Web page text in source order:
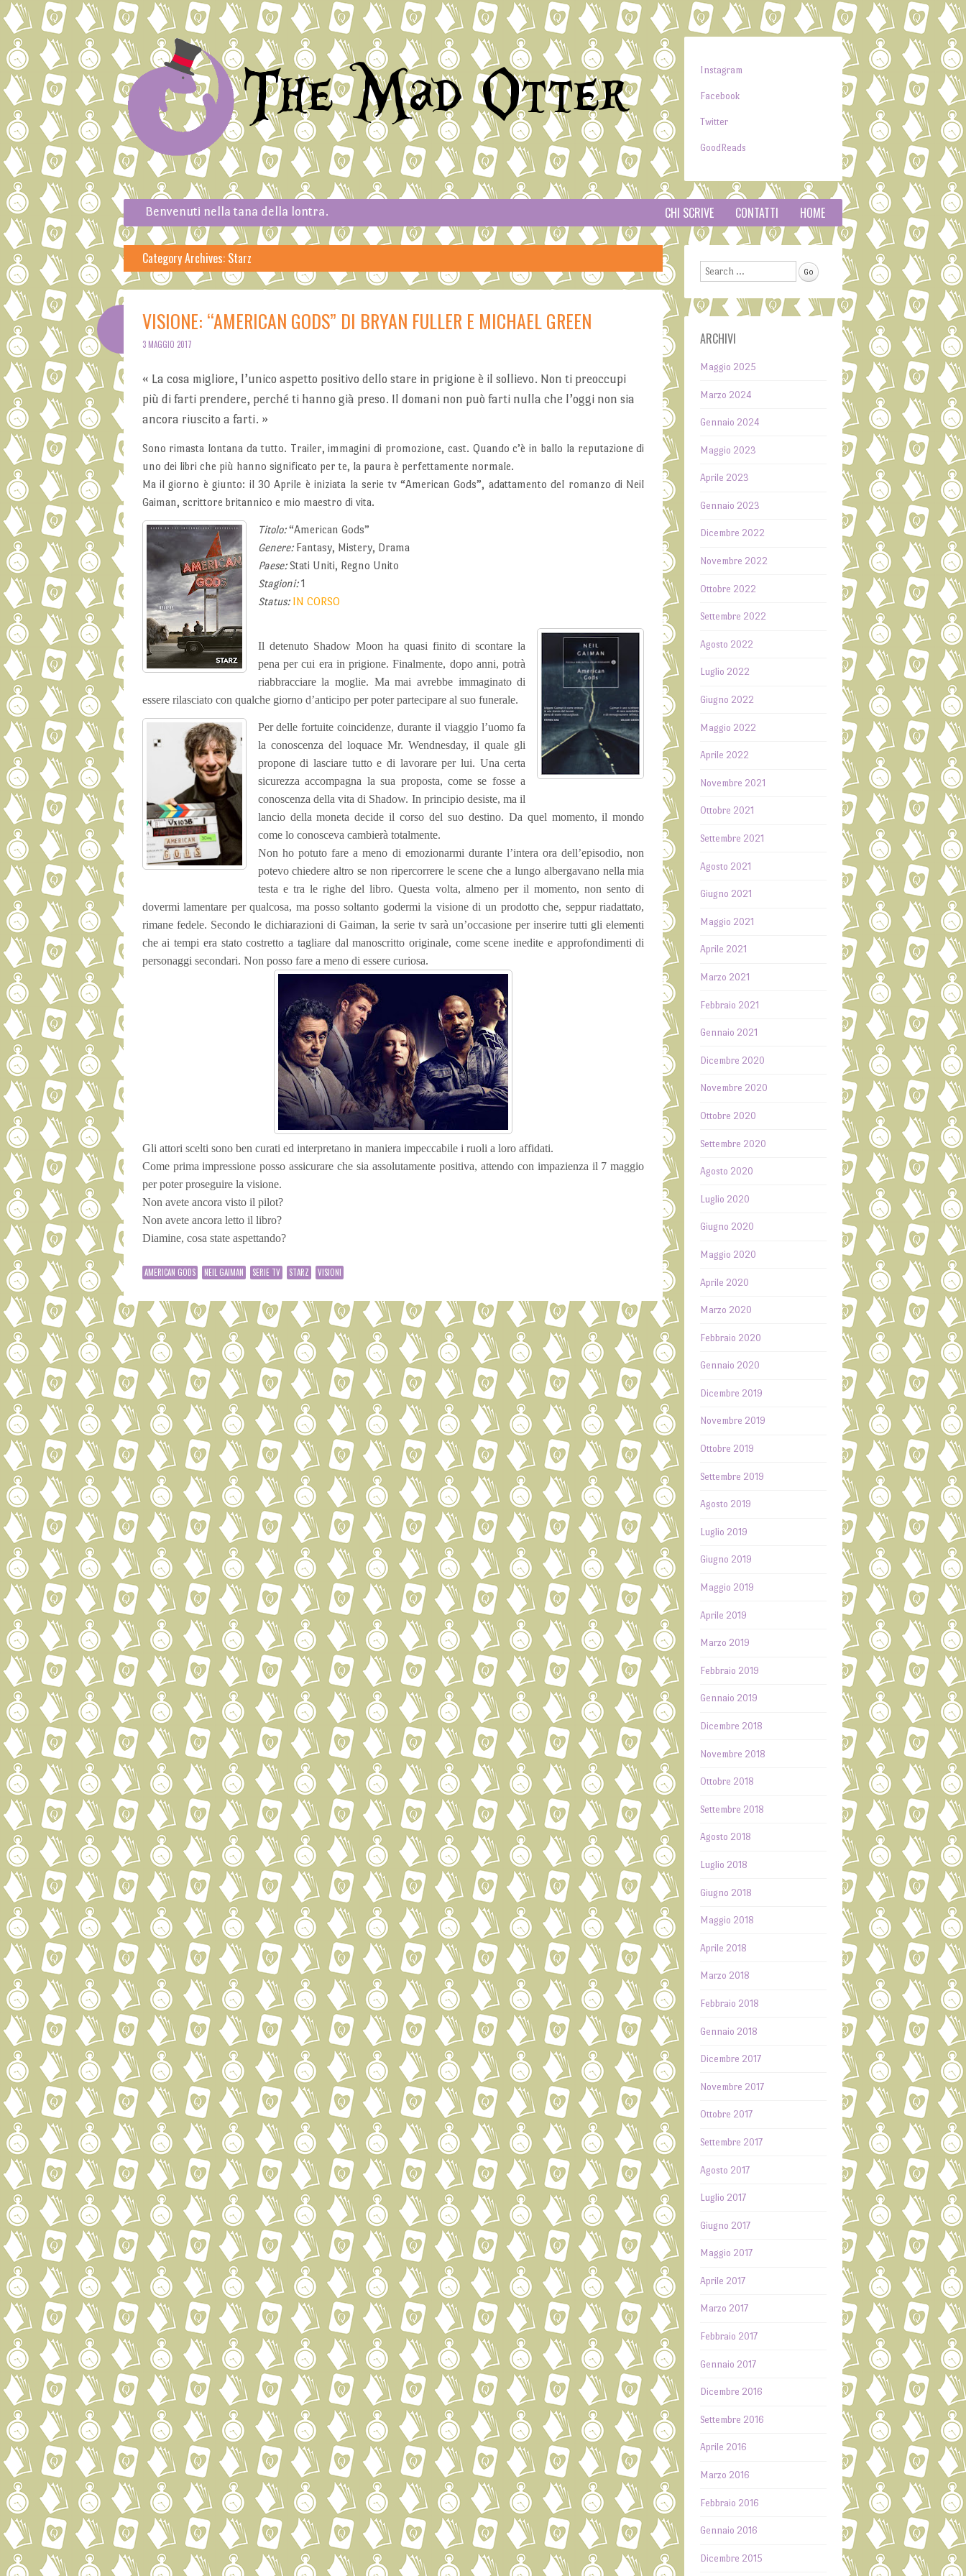
The Mad Otter Instagram
Facebook
Twitter
GoodReads
Benvenuti nella tana della lontra.
Menu
Skip to content HOME
CONTATTI
CHI SCRIVE
Category Archives: Starz
VISIONE: “AMERICAN GODS” DI BRYAN FULLER E MICHAEL GREEN
3 MAGGIO 2017
« La cosa migliore, l’unico aspetto positivo dello stare in prigione è il sollievo. Non ti preoccupi
più di farti prendere, perché ti hanno già preso. Il domani non può farti nulla che l’oggi non sia
ancora riuscito a farti. »
Sono rimasta lontana da tutto. Trailer, immagini di promozione, cast. Quando c’è in ballo la reputazione di
uno dei libri che più hanno significato per te, la paura è perfettamente normale.
Ma il giorno è giunto: il 30 Aprile è iniziata la serie tv “American Gods”, adattamento del romanzo di Neil
Gaiman, scrittore britannico e mio maestro di vita.
Titolo: “American Gods”
Genere: Fantasy, Mistery, Drama
Paese:Stati Uniti, Regno Unito
Stagioni:1
Status: IN CORSO
Il detenuto Shadow Moon ha quasi finito di scontare la
pena per cui era in prigione. Finalmente, dopo anni, potrà
riabbracciare la moglie. Ma mai avrebbe immaginato di
essere rilasciato con qualche giorno d’anticipo per poter partecipare al suo funerale.
Per delle fortuite coincidenze, durante il viaggio l’uomo fa
la conoscenza del loquace Mr. Wendnesday, il quale gli
propone di lasciare tutto e di lavorare per lui. Una certa
sicurezza accompagna la sua proposta, come se fosse a
conoscenza della vita di Shadow. In principio desiste, ma il
lancio della moneta decide il corso del suo destino. Da quel momento, il mondo
come lo conosceva cambierà totalmente.
Non ho potuto fare a meno di emozionarmi durante l’intera ora dell’episodio, non
potevo chiedere altro se non ripercorrere le scene che a lungo albergavano nella mia
testa e tra le righe del libro. Questa volta, almeno per il momento, non sento di
dovermi lamentare per qualcosa, ma posso soltanto godermi la visione di un prodotto che, seppur riadattato,
rimane fedele. Secondo le dichiarazioni di Gaiman, la serie tv sarà un’occasione per inserire tutti gli elementi
che ai tempi era stato costretto a tagliare dal manoscritto originale, come scene inedite e approfondimenti di
personaggi secondari. Non posso fare a meno di essere curiosa.
Gli attori scelti sono ben curati ed interpretano in maniera impeccabile i ruoli a loro affidati.
Come prima impressione posso assicurare che sia assolutamente positiva, attendo con impazienza il 7 maggio
per poter proseguire la visione.
Non avete ancora visto il pilot?
Non avete ancora letto il libro?
Diamine, cosa state aspettando?
AMERICAN GODS NEIL GAIMAN SERIE TV STARZ VISIONI
Post navigation
Search
ARCHIVI
Maggio 2025
Marzo 2024
Gennaio 2024
Maggio 2023
Aprile 2023
Gennaio 2023
Dicembre 2022
Novembre 2022
Ottobre 2022
Settembre 2022
Agosto 2022
Luglio 2022
Giugno 2022
Maggio 2022
Aprile 2022
Novembre 2021
Ottobre 2021
Settembre 2021
Agosto 2021
Giugno 2021
Maggio 2021
Aprile 2021
Marzo 2021
Febbraio 2021
Gennaio 2021
Dicembre 2020
Novembre 2020
Ottobre 2020
Settembre 2020
Agosto 2020
Luglio 2020
Giugno 2020
Maggio 2020
Aprile 2020
Marzo 2020
Febbraio 2020
Gennaio 2020
Dicembre 2019
Novembre 2019
Ottobre 2019
Settembre 2019
Agosto 2019
Luglio 2019
Giugno 2019
Maggio 2019
Aprile 2019
Marzo 2019
Febbraio 2019
Gennaio 2019
Dicembre 2018
Novembre 2018
Ottobre 2018
Settembre 2018
Agosto 2018
Luglio 2018
Giugno 2018
Maggio 2018
Aprile 2018
Marzo 2018
Febbraio 2018
Gennaio 2018
Dicembre 2017
Novembre 2017
Ottobre 2017
Settembre 2017
Agosto 2017
Luglio 2017
Giugno 2017
Maggio 2017
Aprile 2017
Marzo 2017
Febbraio 2017
Gennaio 2017
Dicembre 2016
Settembre 2016
Aprile 2016
Marzo 2016
Febbraio 2016
Gennaio 2016
Dicembre 2015